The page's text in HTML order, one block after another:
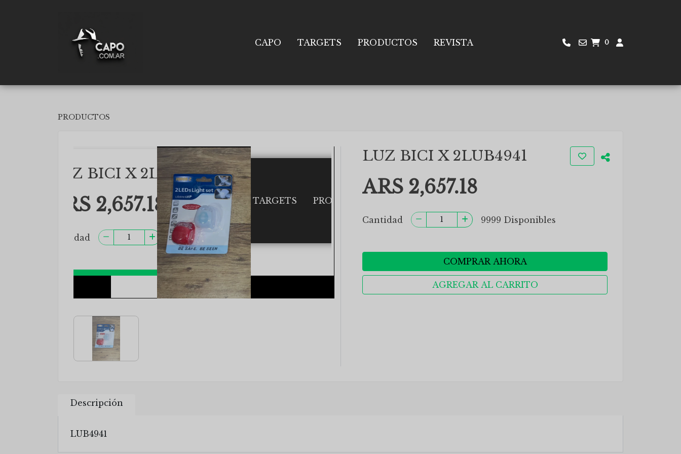
CAPO TARGETS PRODUCTOS REVISTA 0
PRODUCTOS
LUZ BICI X 2LUB4941
ARS 2,657.18
Cantidad 9999 Disponibles
COMPRAR AHORA
AGREGAR AL CARRITO
Descripción
LUB4941